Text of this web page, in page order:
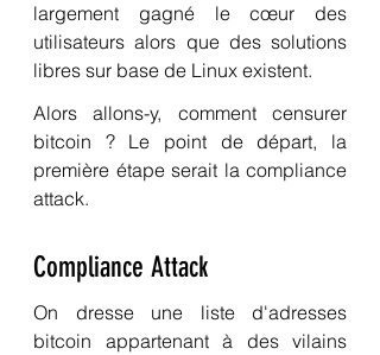
largement gagné le cœur des
utilisateurs alors que des solutions
libres sur base de Linux existent.
Alors allons-y, comment censurer
bitcoin ? Le point de départ, la
première étape serait la compliance
attack.
Compliance Attack
On dresse une liste d'adresses
bitcoin appartenant à des vilains